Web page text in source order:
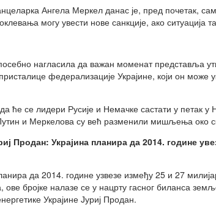
Ангела Меркел данас је, пред почетак,
могу увести нове санкције, ако ситуација
нагласила да важан моменат представља
федерализације Украјине, који он може
ће се лидери Русије и Немачке састати у петак у
и Меркелова су већ разменили мишљења око
Продан: Украјина планира да 2014. године
да 2014. године узвезе између 25 и 27
ове бројке налазе се у нацрту гасног биланса
Украјине Јуриј Продан.